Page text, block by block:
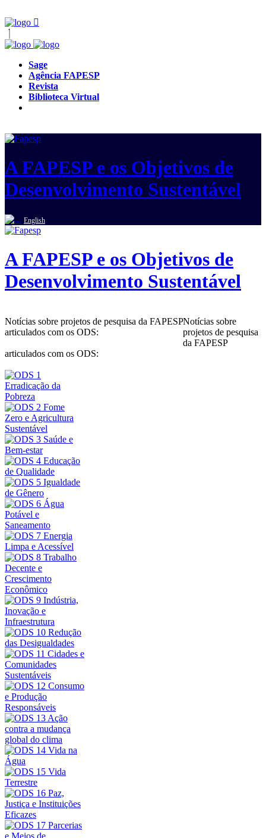
Sage
Agência FAPESP
Revista
Biblioteca Virtual
A FAPESP e os Objetivos de
Desenvolvimento Sustentável
English
A FAPESP e os Objetivos de
Desenvolvimento Sustentável
Notícias sobre projetos de pesquisa da FAPESP
articulados com os ODS:
Notícias sobre
projetos de pesquisa
da FAPESP
articulados com os ODS: